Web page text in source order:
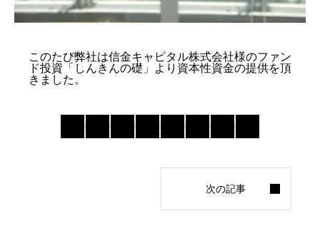
このたび弊社は信金キャピタル株式会社様のファン
ド投資「しんきんの礎」より資本性資金の提供を頂
きました。